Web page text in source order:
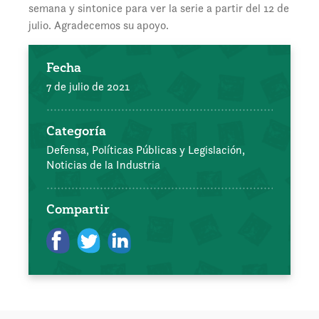
semana y sintonice para ver la serie a partir del 12 de
julio. Agradecemos su apoyo.
Fecha
7 de julio de 2021
Categoría
Defensa, Políticas Públicas y Legislación,
Noticias de la Industria
Compartir